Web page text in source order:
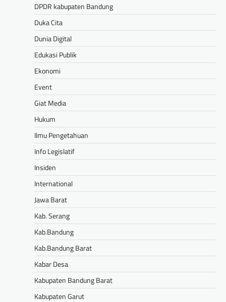
DPDR kabupaten Bandung
Duka Cita
Dunia Digital
Edukasi Publik
Ekonomi
Event
Giat Media
Hukum
Ilmu Pengetahuan
Info Legislatif
Insiden
International
Jawa Barat
Kab. Serang
Kab.Bandung
Kab.Bandung Barat
Kabar Desa
Kabupaten Bandung Barat
Kabupaten Garut